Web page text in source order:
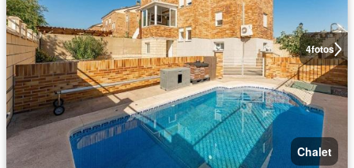
4fotos
Chalet